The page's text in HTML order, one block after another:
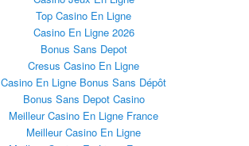
Top Casino En Ligne
Casino En Ligne 2026
Bonus Sans Depot
Cresus Casino En Ligne
Casino En Ligne Bonus Sans Dépôt
Bonus Sans Depot Casino
Meilleur Casino En Ligne France
Meilleur Casino En Ligne